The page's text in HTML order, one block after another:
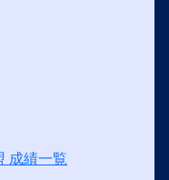
成績一覧